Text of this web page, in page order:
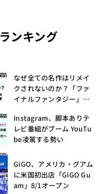
ンキング
なぜ全ての名作はリメイ
クされないのか？「ファ
イナルファンタジー」に
営の論理
Instagram、脚本ありテ
レビ番組がブーム YouTu
be凌駕する勢い
GiGO、アメリカ・グアム
に米国初出店「GiGO Gu
am」8/1オープン